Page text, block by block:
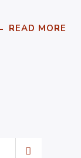
READ MORE